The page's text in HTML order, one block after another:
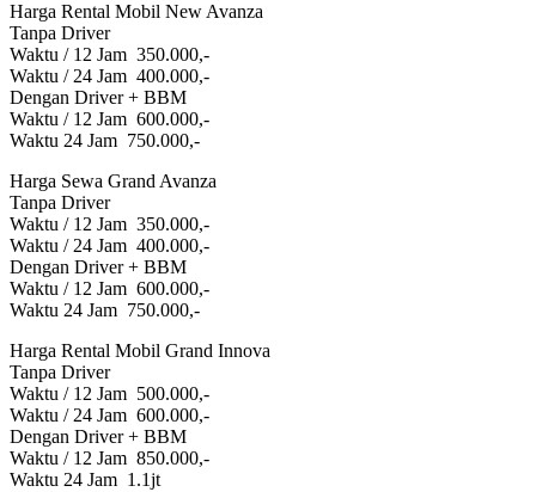
Harga Rental Mobil New Avanza
Tanpa Driver
Waktu / 12 Jam 350.000,-
Waktu / 24 Jam 400.000,-
Dengan Driver + BBM
Waktu / 12 Jam 600.000,-
Waktu 24 Jam 750.000,-
Harga Sewa Grand Avanza
Tanpa Driver
Waktu / 12 Jam 350.000,-
Waktu / 24 Jam 400.000,-
Dengan Driver + BBM
Waktu / 12 Jam 600.000,-
Waktu 24 Jam 750.000,-
Harga Rental Mobil Grand Innova
Tanpa Driver
Waktu / 12 Jam 500.000,-
Waktu / 24 Jam 600.000,-
Dengan Driver + BBM
Waktu / 12 Jam 850.000,-
Waktu 24 Jam 1.1jt